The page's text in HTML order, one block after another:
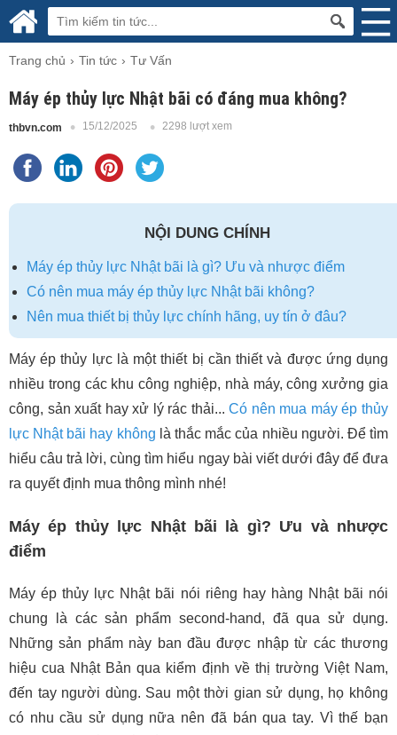
Trang chủ Tin tức Tư Vấn
Máy ép thủy lực Nhật bãi có đáng mua không?
thbvn.com 15/12/2025 2298 lượt xem
NỘI DUNG CHÍNH
Máy ép thủy lực Nhật bãi là gì? Ưu và nhược điểm
Có nên mua máy ép thủy lực Nhật bãi không?
Nên mua thiết bị thủy lực chính hãng, uy tín ở đâu?
Máy ép thủy lực là một thiết bị cần thiết và được ứng dụng
nhiều trong các khu công nghiệp, nhà máy, công xưởng gia
công, sản xuất hay xử lý rác thải...Có nên mua máy ép thủy
lực Nhật bãi hay không là thắc mắc của nhiều người. Để tìm
hiểu câu trả lời, cùng tìm hiểu ngay bài viết dưới đây để đưa
ra quyết định mua thông mình nhé!
Máy ép thủy lực Nhật bãi là gì? Ưu và nhược
điểm
Máy ép thủy lực Nhật bãi nói riêng hay hàng Nhật bãi nói
chung là các sản phẩm second-hand, đã qua sử dụng.
Những sản phẩm này ban đầu được nhập từ các thương
hiệu cua Nhật Bản qua kiểm định về thị trường Việt Nam,
đến tay người dùng. Sau một thời gian sử dụng, họ không
có nhu cầu sử dụng nữa nên đã bán qua tay. Vì thế bạn